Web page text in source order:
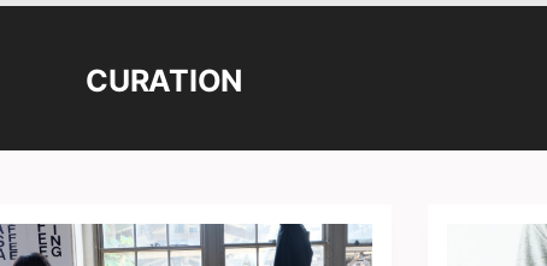
CURATION